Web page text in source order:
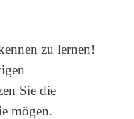
zu lernen!
Sie die
mögen.